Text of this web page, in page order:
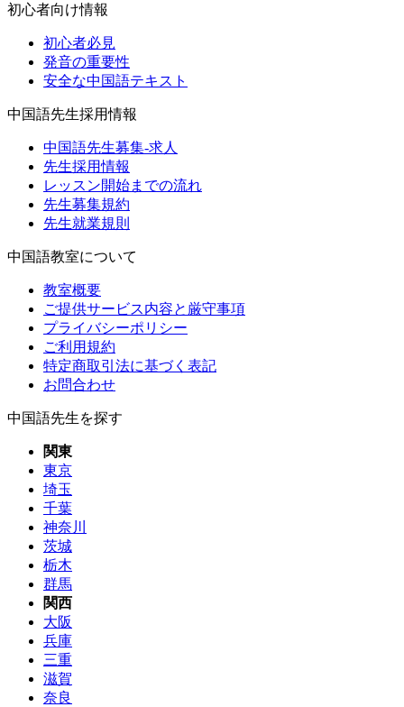
初心者向け情報
初心者必見
発音の重要性
安全な中国語テキスト
中国語先生採用情報
中国語先生募集-求人
先生採用情報
レッスン開始までの流れ
先生募集規約
先生就業規則
中国語教室について
教室概要
ご提供サービス内容と厳守事項
プライバシーポリシー
ご利用規約
特定商取引法に基づく表記
お問合わせ
中国語先生を探す
関東
東京
埼玉
千葉
神奈川
茨城
栃木
群馬
関西
大阪
兵庫
三重
滋賀
奈良